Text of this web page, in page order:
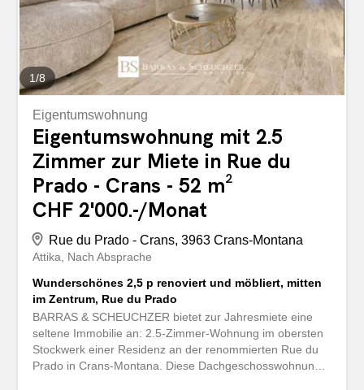
Nutzen Sie diese Chance, die Sie sich nicht entgehen
lassen sollten… ************************************ Ref. 23:
Available for rent from June 15, 2026, this charming
chalet-style...
1/8
Eigentumswohnung
Eigentumswohnung mit 2.5
Zimmer zur Miete in Rue du
Prado - Crans - 52 m²
CHF 2'000.-/Monat
Rue du Prado - Crans, 3963 Crans-Montana
Attika
Nach Absprache
Wunderschönes 2,5 p renoviert und möbliert, mitten
im Zentrum, Rue du Prado
BARRAS & SCHEUCHZER bietet zur Jahresmiete eine
seltene Immobilie an: 2.5-Zimmer-Wohnung im obersten
Stockwerk einer Residenz an der renommierten Rue du
Prado in Crans-Montana. Diese Dachgeschosswohnung,